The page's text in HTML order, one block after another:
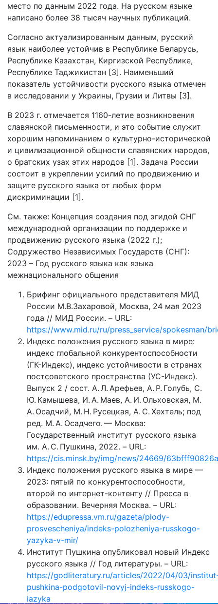
место по данным 2022 года. На русском языке
написано более 38 тысяч научных публикаций.
Согласно актуализированным данным, русский
язык наиболее устойчив в Республике Беларусь,
Республике Казахстан, Киргизской Республике,
Республике Таджикистан [3]. Наименьший
показатель устойчивости русского языка отмечен
в исследовании у Украины, Грузии и Литвы [3].
В 2023 г. отмечается 1160-летие возникновения
славянской письменности, и это событие служит
хорошим напоминанием о культурно-исторической
и цивилизационной общности славянских народов,
о братских узах этих народов [1]. Задача России
состоит в укреплении усилий по продвижению и
защите русского языка от любых форм
дискриминации [1].
См. также: Концепция создания под эгидой СНГ
международной организации по поддержке и
продвижению русского языка (2022 г.);
Содружество Независимых Государств (СНГ):
2023 – Год русского языка как языка
межнационального общения
Брифинг официального представителя МИД
России М.В.Захаровой, Москва, 24 мая 2023
года // МИД России. – URL:
https://www.mid.ru/ru/press_service/spokesman/
Индекс положения русского языка в мире:
индекс глобальной конкурентоспособности
(ГК-Индекс), индекс устойчивости в странах
постсоветского пространства (УС-Индекс).
Выпуск 2 / сост. А. Л. Арефьев, А. Р. Голубь, С.
Ю. Камышева, И. А. Маев, А. И. Ольховская, М.
А. Осадчий, М. Н. Русецкая, А. С. Хехтель; под
ред. М. А. Осадчего. — Москва:
Государственный институт русского языка
им. А. С. Пушкина, 2022. – URL:
https://cis.minsk.by/img/news/24669/
Индекс положения русского языка в мире —
2023: пятый по конкурентоспособности,
второй по интернет-контенту // Пресса в
образовании. Вечерняя Москва. – URL:
https://edupressa.vm.ru/gazeta/plody-
prosvescheniya/indeks-polozheniya-russkogo-
yazyka-v-mir/
Институт Пушкина опубликовал новый Индекс
русского языка // Год литературы. – URL:
https://godliteratury.ru/articles/2022/04/03/
pushkina-podgotovil-novyj-indeks-russkogo-
iazyka